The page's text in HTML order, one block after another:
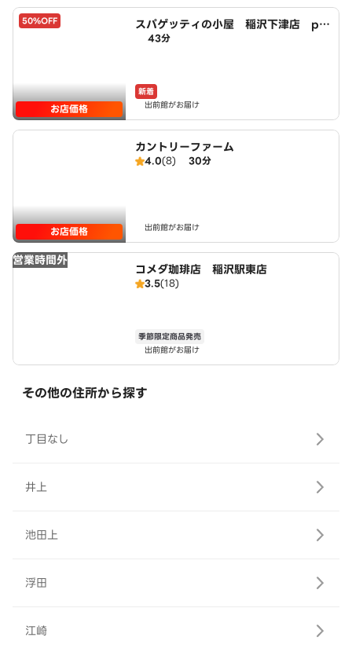
50%OFF
お店価格
スパゲッティの小屋 稲沢下津店 po
wered by LAWSON
43分
新着
出前館がお届け
お店価格
カントリーファーム
4.0(8) 30分
出前館がお届け
営業時間外
コメダ珈琲店 稲沢駅東店
3.5(18)
季節限定商品発売
出前館がお届け
その他の住所から探す
丁目なし
井上
池田上
浮田
江崎